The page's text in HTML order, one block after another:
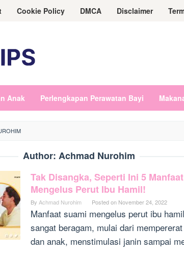
Cookie Policy DMCA Disclaimer
Anak Perlengkapan Perawatan Bayi
Author: Achmad Nurohim
Tak Disangka, Seperti Ini 5
Mengelus Perut Ibu Hamil!
By Achmad Nurohim Posted on November 24, 2022
Manfaat suami mengelus perut ibu
sangat beragam, mulai dari
dan anak, menstimulasi janin sampai